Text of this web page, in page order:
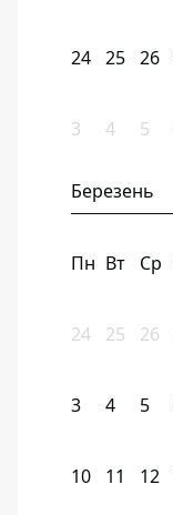
24 25 26
3 4 5
Березень
Пн Вт Ср
24 25 26
3 4 5
10 11 12